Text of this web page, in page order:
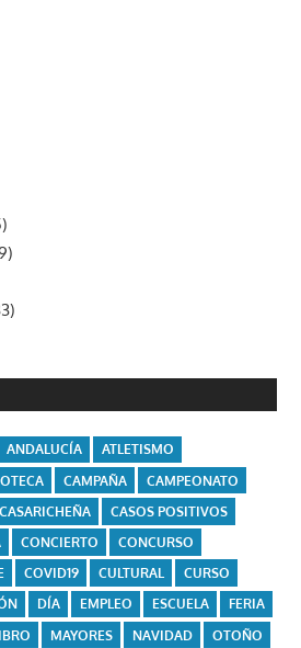
ANDALUCÍA
ATLETISMO
CAMPAÑA
CAMPEONATO
CASARICHEÑA
CASOS POSITIVOS
CONCIERTO
CONCURSO
COVID19 CULTURAL
CURSO
DÍA EMPLEO ESCUELA
FERIA
MAYORES NAVIDAD
OTOÑO